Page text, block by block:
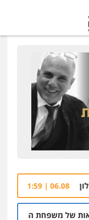
חשד: שורד
הרינג 05.08 | 16:14